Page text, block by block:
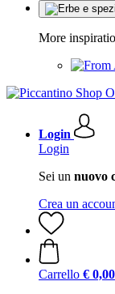
More
Login
Login
Sei un nuovo
Crea un
Carrello € 0,00